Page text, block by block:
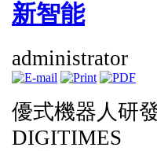
新智能
administrator
優式機器人研
DIGITIMES